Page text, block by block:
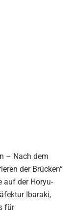
– Nach dem
der Brücken“
auf der Horyu-
Ibaraki,
für